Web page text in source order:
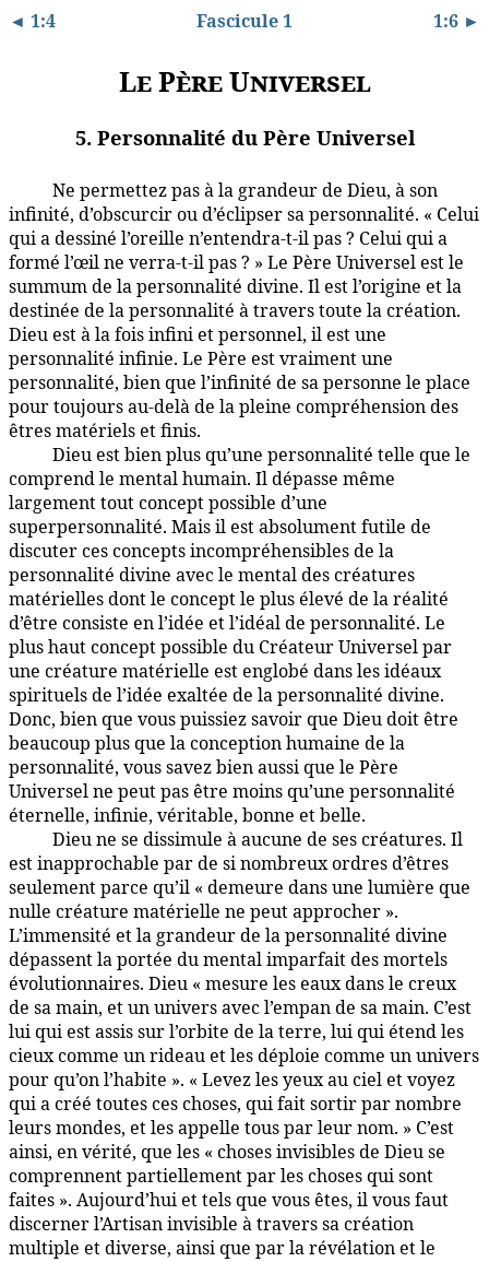
◄ 1:4 Fascicule 1 1:6 ►
Le Père Universel
5. Personnalité du Père Universel
Ne permettez pas à la grandeur de Dieu, à son
infinité, d’obscurcir ou d’éclipser sa personnalité. « Celui
qui a dessiné l’oreille n’entendra-t-il pas ? Celui qui a
formé l’œil ne verra-t-il pas ? » Le Père Universel est le
summum de la personnalité divine. Il est l’origine et la
destinée de la personnalité à travers toute la création.
Dieu est à la fois infini et personnel, il est une
personnalité infinie. Le Père est vraiment une
personnalité, bien que l’infinité de sa personne le place
pour toujours au-delà de la pleine compréhension des
êtres matériels et finis.
Dieu est bien plus qu’une personnalité telle que le
comprend le mental humain. Il dépasse même
largement tout concept possible d’une
superpersonnalité. Mais il est absolument futile de
discuter ces concepts incompréhensibles de la
personnalité divine avec le mental des créatures
matérielles dont le concept le plus élevé de la réalité
d’être consiste en l’idée et l’idéal de personnalité. Le
plus haut concept possible du Créateur Universel par
une créature matérielle est englobé dans les idéaux
spirituels de l’idée exaltée de la personnalité divine.
Donc, bien que vous puissiez savoir que Dieu doit être
beaucoup plus que la conception humaine de la
personnalité, vous savez bien aussi que le Père
Universel ne peut pas être moins qu’une personnalité
éternelle, infinie, véritable, bonne et belle.
Dieu ne se dissimule à aucune de ses créatures. Il
est inapprochable par de si nombreux ordres d’êtres
seulement parce qu’il « demeure dans une lumière que
nulle créature matérielle ne peut approcher ».
L’immensité et la grandeur de la personnalité divine
dépassent la portée du mental imparfait des mortels
évolutionnaires. Dieu « mesure les eaux dans le creux
de sa main, et un univers avec l’empan de sa main. C’est
lui qui est assis sur l’orbite de la terre, lui qui étend les
cieux comme un rideau et les déploie comme un univers
pour qu’on l’habite ». « Levez les yeux au ciel et voyez
qui a créé toutes ces choses, qui fait sortir par nombre
leurs mondes, et les appelle tous par leur nom. » C’est
ainsi, en vérité, que les « choses invisibles de Dieu se
comprennent partiellement par les choses qui sont
faites ». Aujourd’hui et tels que vous êtes, il vous faut
discerner l’Artisan invisible à travers sa création
multiple et diverse, ainsi que par la révélation et le